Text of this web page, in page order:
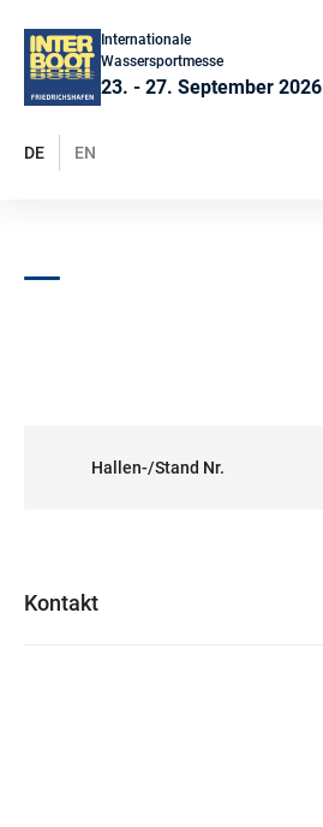
Internationale
Wassersportmesse
23. - 27. September 2026
DE EN
Hallen-/Stand Nr.
Kontakt